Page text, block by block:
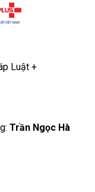
Luật +
Trần Ngọc Hà